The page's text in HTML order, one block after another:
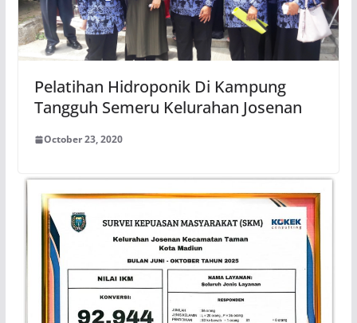
Pelatihan Hidroponik Di Kampung
Tangguh Semeru Kelurahan Josenan
October 23, 2020